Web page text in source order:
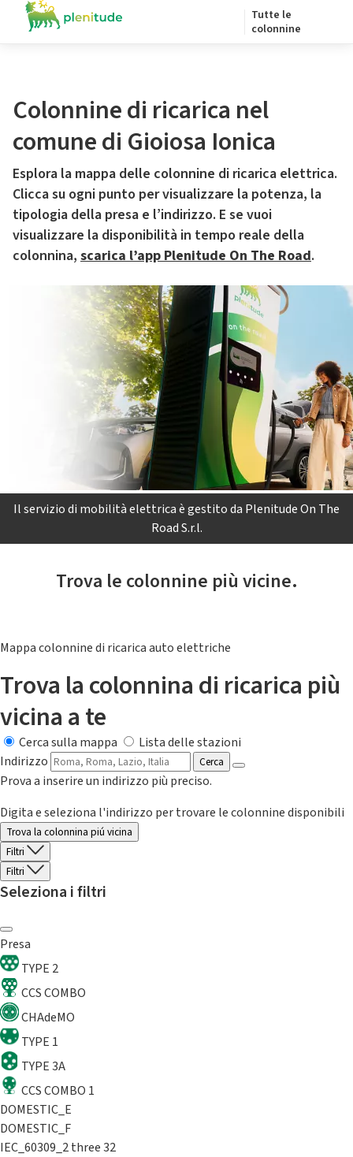
Tutte le
colonnine
Colonnine di ricarica nel
comune di Gioiosa Ionica
Esplora la mappa delle colonnine di ricarica elettrica.
Clicca su ogni punto per visualizzare la potenza, la
tipologia della presa e l’indirizzo. E se vuoi
visualizzare la disponibilità in tempo reale della
colonnina, scarica l’app Plenitude On The Road.
Il servizio di mobilità elettrica è gestito da Plenitude On The
Road S.r.l.
Trova le colonnine più vicine.
Mappa colonnine di ricarica auto elettriche
Trova la colonnina di ricarica più
vicina a te
Cerca sulla mappa
Lista delle stazioni
Indirizzo
Cerca
Prova a inserire un indirizzo più preciso.
Digita e seleziona l'indirizzo per trovare le colonnine disponibili
Trova la colonnina piú vicina
Filtri
Filtri
Seleziona i filtri
Presa
TYPE 2
CCS COMBO
CHAdeMO
TYPE 1
TYPE 3A
CCS COMBO 1
DOMESTIC_E
DOMESTIC_F
IEC_60309_2 three 32